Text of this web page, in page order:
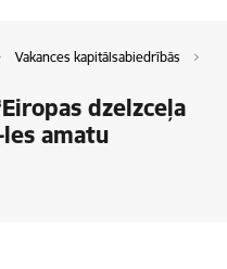
Vakances kapitālsabiedrībās
dzelzceļa
amatu